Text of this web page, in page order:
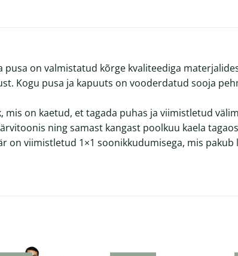
pusa on valmistatud kõrge kvaliteediga
Kogu pusa ja kapuuts on vooderdatud sooja
mis on kaetud, et tagada puhas ja viimistletud
ning samast kangast poolkuu kaela
on viimistletud 1×1 soonikkudumisega, mis pakub